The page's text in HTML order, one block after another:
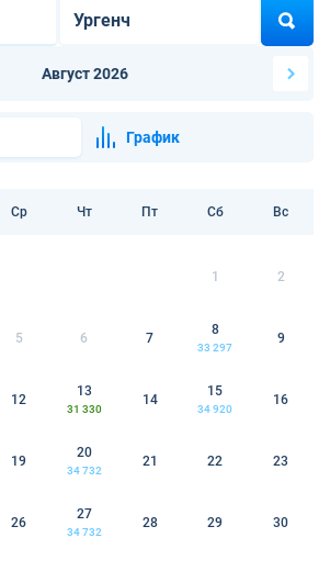
Август 2026
График
Ср Чт Пт Сб Вс
1 2
5 6 7
8
33 297
9
12
13
31 330
14
15
34 920
16
19
20
34 732
21 22 23
26
27
34 732
28 29 30